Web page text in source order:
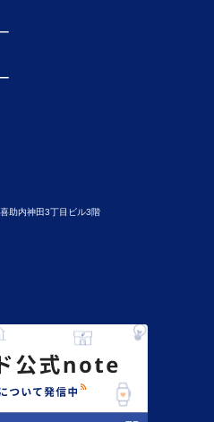
助内神田3丁目ビル3階